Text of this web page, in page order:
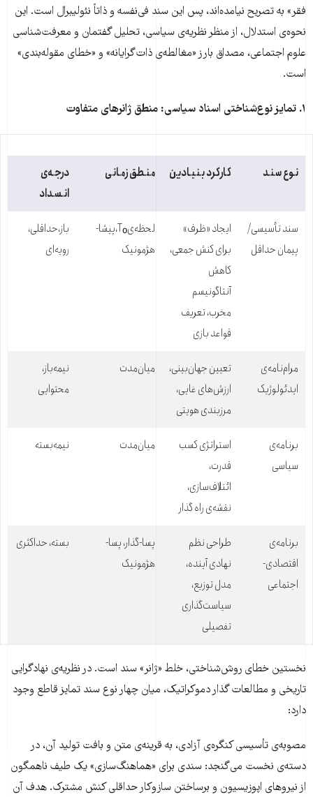
فقر» به تصریح نیامده‌اند، پس این سند فی‌نفسه و ذاتاً نئولیبرال است. این
نحوه‌ی استدلال، از منظر نظریه‌ی سیاسی، تحلیل گفتمان و معرفت‌شناسی
علوم اجتماعی، مصداق بارز «مغالطه‌ی ذات‌گرایانه» و «خطای مقوله‌بندی»
است.
۱. تمایز نوع‌شناختی اسناد سیاسی: منطق ژانرهای متفاوت
نوع سند کارکرد بنیادین منطق زمانی
درجه‌ی
انسداد
سند تأسیسی/
پیمان حداقل
ایجاد «ظرف»
برای کنش جمعی،
کاهش
آنتاگونیسم
مخرب، تعریف
قواعد بازی
لحظه‌یT₀،پیشا-
هژمونیک
باز،حداقلی،
رویه‌ای
مرام‌نامه‌ی
ایدئولوژیک
تعیین جهان‌بینی،
ارزش‌های غایی،
مرزبندی هویتی
میان‌مدت
نیمه‌باز،
محتوایی
برنامه‌ی
سیاسی
استراتژی کسب
قدرت،
ائتلاف‌سازی،
نقشه‌ی راه گذار
میان‌مدت نیمه‌بسته
برنامه‌ی
اقتصادی-
اجتماعی
طراحی نظم
نهادی آینده،
مدل توزیع،
سیاست‌گذاری
تفصیلی
پسا-گذار، پسا-
هژمونیک
بسته، حداکثری
نخستین خطای روش‌شناختی، خلط «ژانر» سند است. در نظریه‌ی نهادگرایی
تاریخی و مطالعات گذار دموکراتیک، میان چهار نوع سند تمایز قاطع وجود
دارد:
مصوبه‌ی تأسیسی کنگره‌ی آزادی، به قرینه‌ی متن و بافت تولید آن، در
دسته‌ی نخست می‌گنجد: سندی برای «هماهنگ‌سازی» یک طیف ناهمگون
از نیروهای اپوزیسیون و برساختن سازوکار حداقلی کنش مشترک. هدف آن